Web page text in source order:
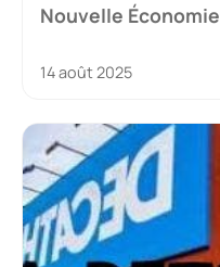
Nouvelle Économie
14 août 2025